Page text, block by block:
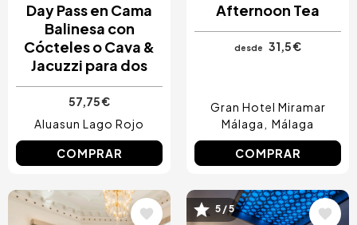
Day Pass en Cama
Balinesa con
Cócteles o Cava &
Jacuzzi para dos
57,75 €
Aluasun Lago Rojo
COMPRAR
Afternoon Tea
desde 31,5 €
Gran Hotel Miramar
Málaga
Málaga
COMPRAR
Image Image
5 / 5